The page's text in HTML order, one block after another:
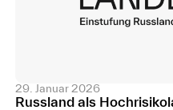
29. Januar 2026
Russland als